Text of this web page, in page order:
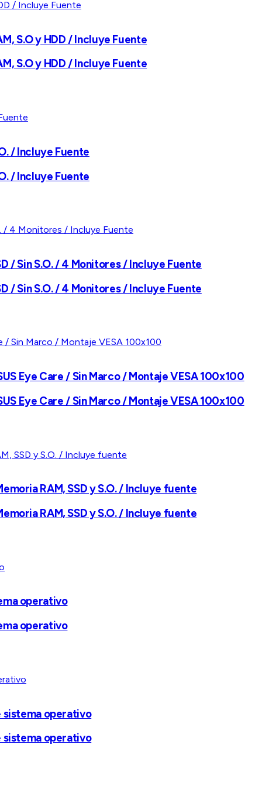
S.O y HDD / Incluye Fuente
S.O y HDD / Incluye Fuente
/ Incluye Fuente
/ Incluye Fuente
/ Sin S.O. / 4 Monitores / Incluye Fuente
/ Sin S.O. / 4 Monitores / Incluye Fuente
Eye Care / Sin Marco / Montaje VESA 100x100
Eye Care / Sin Marco / Montaje VESA 100x100
RAM, SSD y S.O. / Incluye fuente
RAM, SSD y S.O. / Incluye fuente
operativo
operativo
sistema operativo
sistema operativo